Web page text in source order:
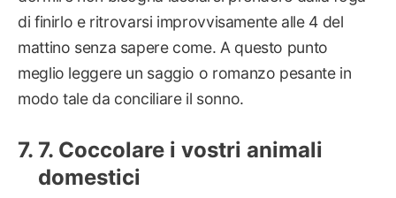
di finirlo e ritrovarsi improvvisamente alle 4 del
mattino senza sapere come. A questo punto
meglio leggere un saggio o romanzo pesante in
modo tale da conciliare il sonno.
7. Coccolare i vostri animali
domestici